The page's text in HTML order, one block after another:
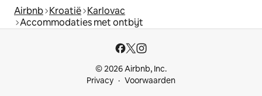
Airbnb Kroatië Karlovac
Accommodaties met ontbijt
© 2026 Airbnb, Inc.
Privacy
Voorwaarden